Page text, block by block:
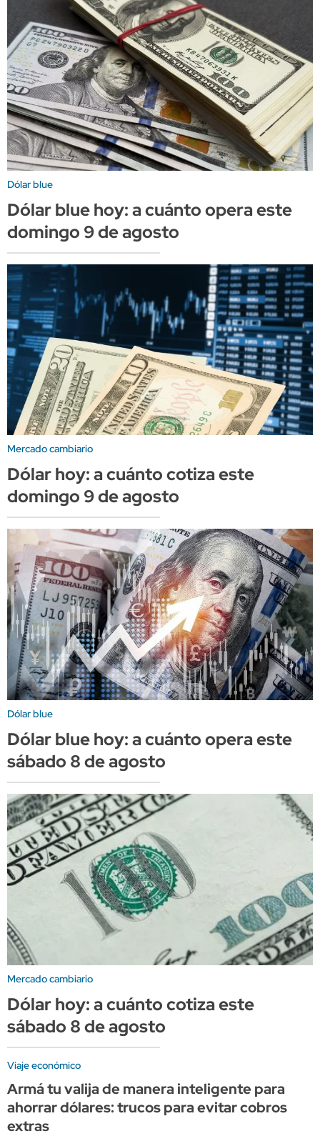
Dólar blue
Dólar blue hoy: a cuánto opera este
domingo 9 de agosto
Mercado cambiario
Dólar hoy: a cuánto cotiza este
domingo 9 de agosto
Dólar blue
Dólar blue hoy: a cuánto opera este
sábado 8 de agosto
Mercado cambiario
Dólar hoy: a cuánto cotiza este
sábado 8 de agosto
Viaje económico
Armá tu valija de manera inteligente para
ahorrar dólares: trucos para evitar cobros
extras